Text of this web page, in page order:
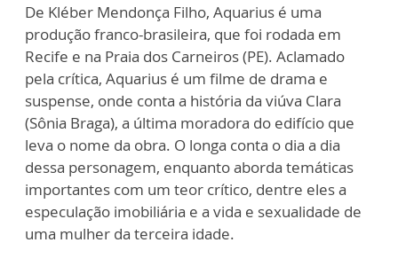
De Kléber Mendonça Filho, Aquarius é uma
produção franco-brasileira, que foi rodada em
Recife e na Praia dos Carneiros (PE). Aclamado
pela crítica, Aquarius é um filme de drama e
suspense, onde conta a história da viúva Clara
(Sônia Braga), a última moradora do edifício que
leva o nome da obra. O longa conta o dia a dia
dessa personagem, enquanto aborda temáticas
importantes com um teor crítico, dentre eles a
especulação imobiliária e a vida e sexualidade de
uma mulher da terceira idade.